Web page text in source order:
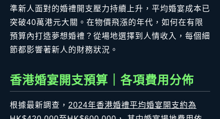
準新人面對的婚禮開支壓力持續上升，平均婚宴成本已
突破40萬港元大關。在物價飛漲的年代，如何在有限
預算內打造夢想婚禮？從場地選擇到人情收入，每個細
節都影響著新人的財務狀況。
香港婚宴開支預算｜各項費用分佈
根據最新調查， 2024年香港婚禮平均婚宴開支約為